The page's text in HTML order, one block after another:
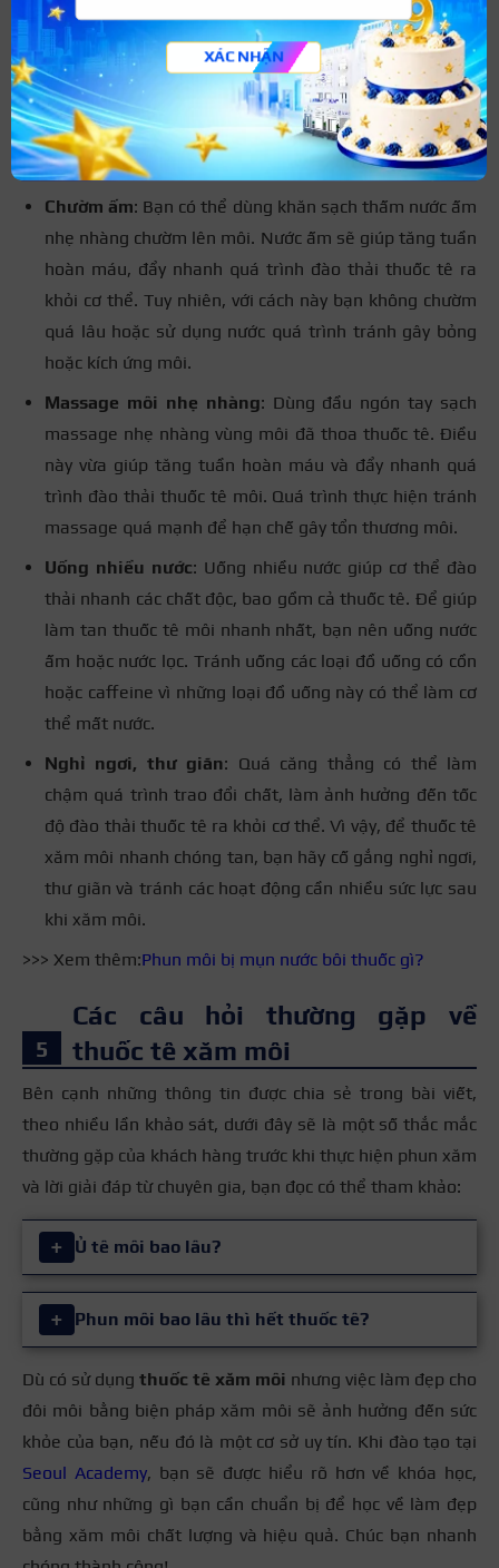
Bạn có thể áp dụng một số phương pháp giúp thuốc tê
tan nhanh hơn
Chườm ấm: Bạn có thể dùng khăn sạch thấm nước ấm
nhẹ nhàng chườm lên môi. Nước ấm sẽ giúp tăng tuần
hoàn máu, đẩy nhanh quá trình đào thải thuốc tê ra
khỏi cơ thể. Tuy nhiên, với cách này bạn không chườm
quá lâu hoặc sử dụng nước quá trình tránh gây bỏng
hoặc kích ứng môi.
Massage môi nhẹ nhàng: Dùng đầu ngón tay sạch
massage nhẹ nhàng vùng môi đã thoa thuốc tê. Điều
này vừa giúp tăng tuần hoàn máu và đẩy nhanh quá
trình đào thải thuốc tê môi. Quá trình thực hiện tránh
massage quá mạnh để hạn chế gây tổn thương môi.
Uống nhiều nước: Uống nhiều nước giúp cơ thể đào
thải nhanh các chất độc, bao gồm cả thuốc tê. Để giúp
làm tan thuốc tê môi nhanh nhất, bạn nên uống nước
ấm hoặc nước lọc. Tránh uống các loại đồ uống có cồn
hoặc caffeine vì những loại đồ uống này có thể làm cơ
thể mất nước.
Nghỉ ngơi, thư giãn: Quá căng thẳng có thể làm
chậm quá trình trao đổi chất, làm ảnh hưởng đến tốc
độ đào thải thuốc tê ra khỏi cơ thể. Vì vậy, để thuốc tê
xăm môi nhanh chóng tan, bạn hãy cố gắng nghỉ ngơi,
thư giãn và tránh các hoạt động cần nhiều sức lực sau
khi xăm môi.
>>> Xem thêm:Phun môi bị mụn nước bôi thuốc gì?
Các câu hỏi thường gặp về
thuốc tê xăm môi
Bên cạnh những thông tin được chia sẻ trong bài viết,
theo nhiều lần khảo sát, dưới đây sẽ là một số thắc mắc
thường gặp của khách hàng trước khi thực hiện phun xăm
và lời giải đáp từ chuyên gia, bạn đọc có thể tham khảo:
+ Ủ tê môi bao lâu?
Thông thường, thời gian ủ tê môi tốt nhất là từ 15 –
30 phút. Tuy nhiên tùy vào từng loại thuốc tê, thời
gian ủ tê trên môi và chân mày sẽ khác nhau.
Sau 15 phút, hãy kiểm tra bề mặt vùng được bôi tê,
xem liệu thuốc tê đã thấm đủ vào da hay chưa. Nếu
da vẫn còn mềm và chưa thấm thuốc tê, hãy tiếp tục
ủ tê thêm 5 phút nữa.
Xem thêm:Dấu hiệu phun môi bị hỏng và cách xử lý
+ Phun môi bao lâu thì hết thuốc tê?
Với vấn đề ủ tê bao lâu hết tác dụng, thì theo các
chuyên gia phun xăm cho biết thuốc tê chỉ có tác
dụng trong thời gian nhất định. Với quá tình thực
hiện phun môi kéo dài 2-3 tiếng đồng hồ. Để giảm
cảm giác đau cho khách hàng, kỹ thuật viên buộc
phải thoa thuốc tê liên tục 5-6 lần khi đi kim.
Dù có sử dụng thuốc tê xăm môi nhưng việc làm đẹp cho
đôi môi bằng biện pháp xăm môi sẽ ảnh hưởng đến sức
khỏe của bạn, nếu đó là một cơ sở uy tín. Khi đào tạo tại
Seoul Academy, bạn sẽ được hiểu rõ hơn về khóa học,
cũng như những gì bạn cần chuẩn bị để học về làm đẹp
bằng xăm môi chất lượng và hiệu quả. Chúc bạn nhanh
XÁC NHẬN